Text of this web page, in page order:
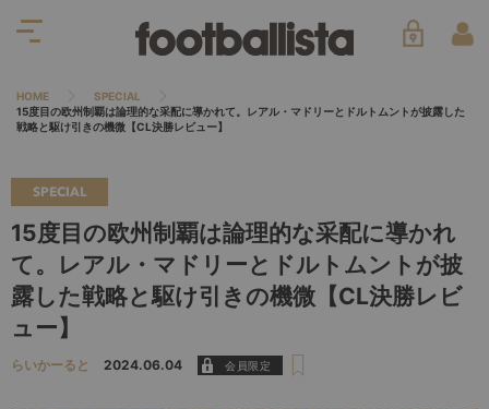
HOME
SPECIAL
15度目の欧州制覇は論理的な采配に導かれて。レアル・マドリーとドルトムントが披露した
戦略と駆け引きの機微【CL決勝レビュー】
SPECIAL
15度目の欧州制覇は論理的な采配に導かれ
て。レアル・マドリーとドルトムントが披
露した戦略と駆け引きの機微【CL決勝レビ
ュー】
らいかーると 2024.06.04